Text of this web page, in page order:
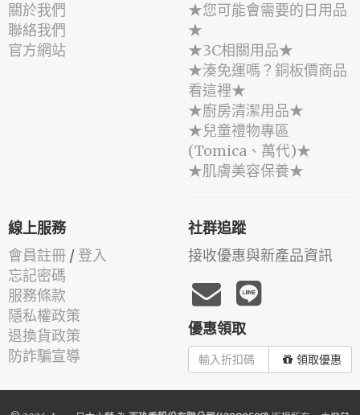
關於我們
聯絡我們
官方網站
★您可能會需要的日用品
★
★3C相關用品★
★湊免運嗎？銅板價商品
看這裡★
★廚房清潔用品★
★兒童禮物專區
(Tomica、萬代)★
★肌膚美容保養★
線上服務
會員註冊 / 登入
忘記密碼
服務條款
隱私權政策
退換貨政策
防詐騙宣導
社群追蹤
接收優惠與新產品資訊
優惠領取
領取優惠